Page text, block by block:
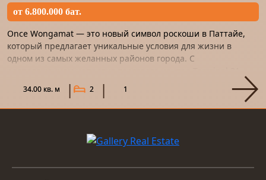
от 6.800.000 бат.
Once Wongamat — это новый символ роскоши в Паттайе,
который предлагает уникальные условия для жизни в
одном из самых желанных районов города. С
этот проект станет не т...
34.00 кв. м 2 1